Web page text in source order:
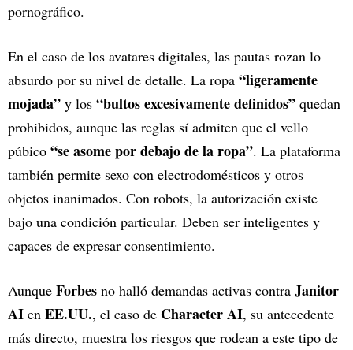
pornográfico.
En el caso de los avatares digitales, las pautas rozan lo
absurdo por su nivel de detalle. La ropa “ligeramente
mojada” y los “bultos excesivamente definidos” quedan
prohibidos, aunque las reglas sí admiten que el vello
púbico “se asome por debajo de la ropa”. La plataforma
también permite sexo con electrodomésticos y otros
objetos inanimados. Con robots, la autorización existe
bajo una condición particular. Deben ser inteligentes y
capaces de expresar consentimiento.
Aunque Forbes no halló demandas activas contra Janitor
AI en EE.UU., el caso de Character AI, su antecedente
más directo, muestra los riesgos que rodean a este tipo de